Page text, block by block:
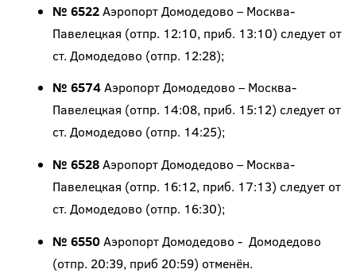
№ 6522Аэропорт Домодедово – Москва-
Павелецкая (отпр. 12:10, приб. 13:10) следует от
ст. Домодедово (отпр. 12:28);
№ 6574Аэропорт Домодедово – Москва-
Павелецкая (отпр. 14:08, приб. 15:12) следует от
ст. Домодедово (отпр. 14:25);
№ 6528Аэропорт Домодедово – Москва-
Павелецкая (отпр. 16:12, приб. 17:13) следует от
ст. Домодедово (отпр. 16:30);
№ 6550Аэропорт Домодедово - Домодедово
(отпр. 20:39, приб 20:59) отменён.